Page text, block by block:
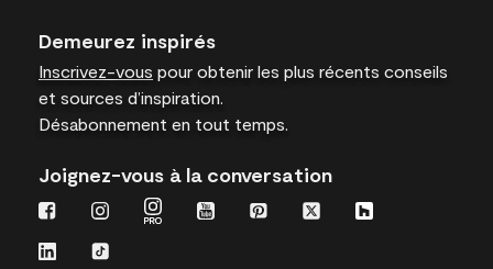
Demeurez inspirés
Inscrivez-vous pour obtenir les plus récents conseils
et sources d’inspiration.
Désabonnement en tout temps.
Joignez-vous à la conversation